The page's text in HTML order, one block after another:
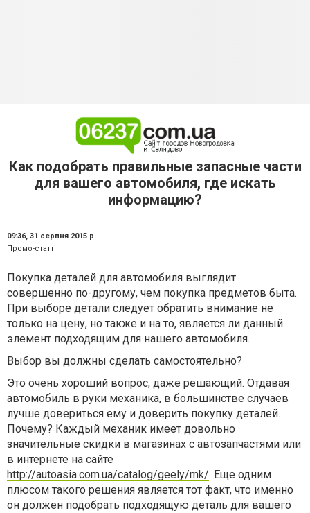
Как подобрать правильные запасные части
для вашего автомобиля, где искать
информацию?
09:36, 31 серпня 2015 р.
Промо-статті
Покупка деталей для автомобиля выглядит
совершенно по-другому, чем покупка предметов быта.
При выборе детали следует обратить внимание не
только на цену, но также и на то, является ли данный
элемент подходящим для нашего автомобиля.
Выбор вы должны сделать самостоятельно?
Это очень хороший вопрос, даже решающий. Отдавая
автомобиль в руки механика, в большинстве случаев
лучше довериться ему и доверить покупку деталей.
Почему? Каждый механик имеет довольно
значительные скидки в магазинах с автозапчастями или
в интернете на сайте
http://autoasia.com.ua/catalog/geely/mk/. Еще одним
плюсом такого решения является тот факт, что именно
он должен подобрать подходящую деталь для вашего